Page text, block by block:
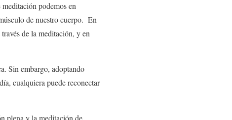
meditación podemos en
de nuestro cuerpo. En
de la meditación, y en
Sin embargo, adoptando
cualquiera puede reconectar
plena y la meditación de